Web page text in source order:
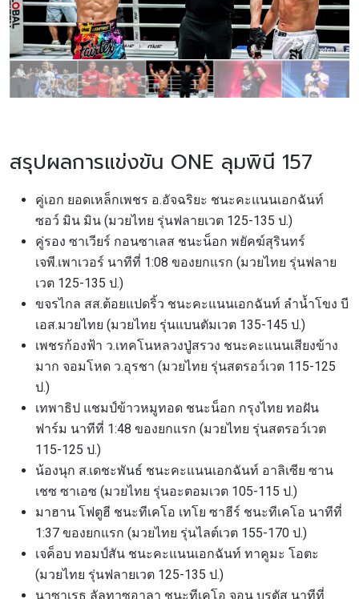
สรุปผลการแข่งขัน ONE ลุมพินี 157
คู่เอก ยอดเหล็กเพชร อ.อัจฉริยะ ชนะคะแนนเอกฉันท์
ซอว์ มิน มิน (มวยไทย รุ่นฟลายเวต 125-135 ป.)
คู่รอง ซาเวียร์ กอนซาเลส ชนะน็อก พยัคฆ์สุรินทร์
เจพี.เพาเวอร์ นาทีที่ 1:08 ของยกแรก (มวยไทย รุ่นฟลาย
เวต 125-135 ป.)
ขจรไกล สส.ต้อยแปดริ้ว ชนะคะแนนเอกฉันท์ ลำน้ำโขง บี
เอส.มวยไทย (มวยไทย รุ่นแบนตัมเวต 135-145 ป.)
เพชรก้องฟ้า ว.เทคโนหลวงปู่สรวง ชนะคะแนนเสียงข้าง
มาก จอมโหด ว.อุรชา (มวยไทย รุ่นสตรอว์เวต 115-125
ป.)
เทพาธิป แชมป์ข้าวหมูทอด ชนะน็อก กรุงไทย ทอฝัน
ฟาร์ม นาทีที่ 1:48 ของยกแรก (มวยไทย รุ่นสตรอว์เวต
115-125 ป.)
น้องนุก ส.เดชะพันธ์ ชนะคะแนนเอกฉันท์ อาลิเซีย ซาน
เชซ ซาเอซ (มวยไทย รุ่นอะตอมเวต 105-115 ป.)
มาฮาน โฟตูฮี ชนะทีเคโอ เทโย ซาฮีร์ ชนะทีเคโอ นาทีที่
1:37 ของยกแรก (มวยไทย รุ่นไลต์เวต 155-170 ป.)
เจค็อบ ทอมป์สัน ชนะคะแนนเอกฉันท์ ทาคูมะ โอตะ
(มวยไทย รุ่นฟลายเวต 125-135 ป.)
นาซาเรธ ลัลทาซูอาลา ชนะทีเคโอ จอน บรูตัส นาทีที่